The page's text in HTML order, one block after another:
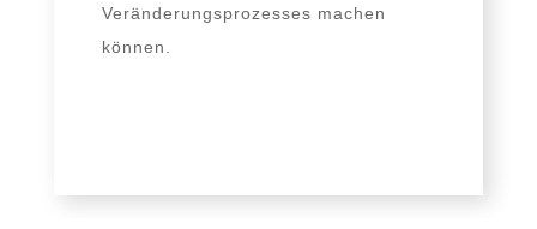
Veränderungsprozesses machen
können.